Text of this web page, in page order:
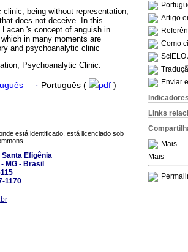
Artigo
Como
SciELO
Enviar
Indicadores
Links
Mais
Mais
being without representation,
does not deceive. In this
's concept of anguish in
in many moments are
and psychoanalytic clinic
Psychoanalytic Clinic.
· Português ( pdf )
está identificado, está licenciado sob
Santa Efigênia
MG - Brasil
1170